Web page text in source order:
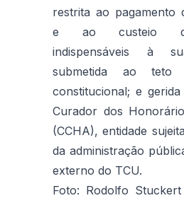
restrita ao pagamento
e ao custeio de
indispensáveis à
submetida ao teto
constitucional; e
Curador dos
(CCHA), entidade
da administração
externo do TCU.
Foto: Rodolfo